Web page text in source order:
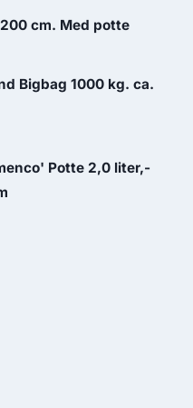
cm. Med potte
Bigbag 1000 kg. ca.
Potte 2,0 liter,-